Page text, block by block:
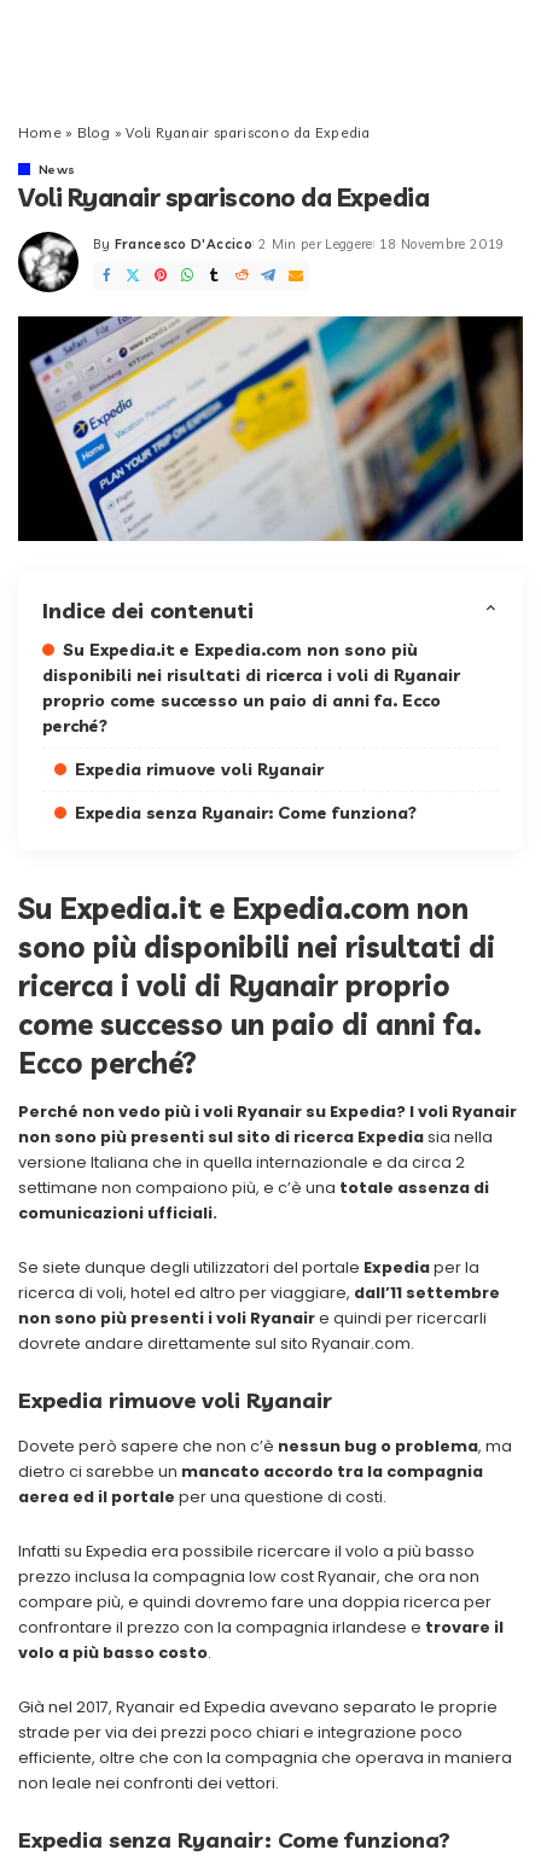
Home» Blog »Voli Ryanair spariscono da Expedia
News
Voli Ryanair spariscono da Expedia
Posted
by
By Francesco D'Accico 2 Min per Leggere 18 Novembre 2019
Indice dei contenuti
Su Expedia.it e Expedia.com non sono più
disponibili nei risultati di ricerca i voli di Ryanair
proprio come successo un paio di anni fa. Ecco
perché?
Expedia rimuove voli Ryanair
Expedia senza Ryanair: Come funziona?
Su Expedia.it e Expedia.com non
sono più disponibili nei risultati di
ricerca i voli di Ryanair proprio
come successo un paio di anni fa.
Ecco perché?
Perché non vedo più i voli Ryanair su Expedia? I voli Ryanair
non sono più presenti sul sito di ricerca Expediasia nella
versione Italiana che in quella internazionale e da circa 2
settimane non compaiono più, e c’è una totale assenza di
comunicazioni ufficiali.
Se siete dunque degli utilizzatori del portale Expediaper la
ricerca di voli, hotel ed altro per viaggiare, dall’11 settembre
non sono più presenti i voli Ryanaire quindi per ricercarli
dovrete andare direttamente sul sito Ryanair.com.
Expedia rimuove voli Ryanair
Dovete però sapere che non c’è nessun bug o problema, ma
dietro ci sarebbe un mancato accordo tra la compagnia
aerea ed il portale per una questione di costi.
Infatti su Expedia era possibile ricercare il volo a più basso
prezzo inclusa la compagnia low cost Ryanair, che ora non
compare più, e quindi dovremo fare una doppia ricerca per
confrontare il prezzo con la compagnia irlandese e trovare il
volo a più basso costo.
Già nel 2017, Ryanair ed Expedia avevano separato le proprie
strade per via dei prezzi poco chiari e integrazione poco
efficiente, oltre che con la compagnia che operava in maniera
non leale nei confronti dei vettori.
Expedia senza Ryanair: Come funziona?